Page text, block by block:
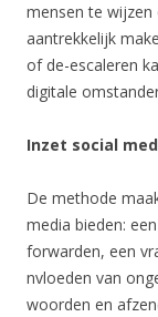
mensen te
aantrekkelijk
of de-escaleren
digitale
Inzet social
De methode
media bieden:
forwarden, een
nvloeden van
woorden en